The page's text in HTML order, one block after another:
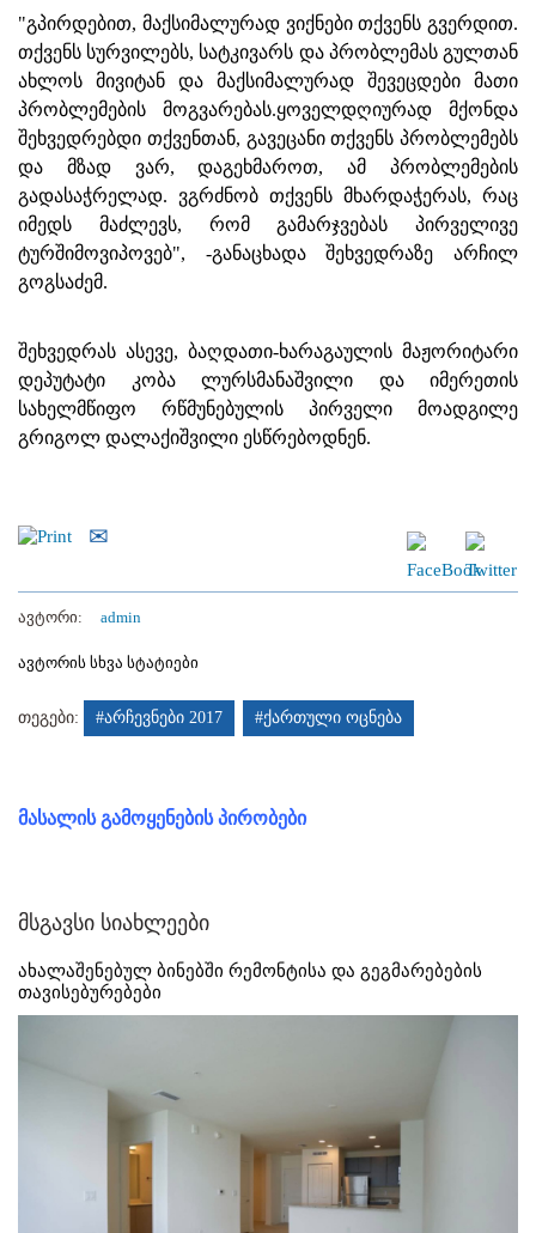
"გპირდებით, მაქსიმალურად ვიქნები თქვენს გვერდით.
თქვენს სურვილებს, სატკივარს და პრობლემას გულთან
ახლოს მივიტან და მაქსიმალურად შევეცდები მათი
პრობლემების მოგვარებას.ყოველდღიურად მქონდა
შეხვედრებდი თქვენთან, გავეცანი თქვენს პრობლემებს
და მზად ვარ, დაგეხმაროთ, ამ პრობლემების
გადასაჭრელად. ვგრძნობ თქვენს მხარდაჭერას, რაც
იმედს მაძლევს, რომ გამარჯვებას პირველივე
ტურშიმოვიპოვებ", -განაცხადა შეხვედრაზე არჩილ
გოგსაძემ.
შეხვედრას ასევე, ბაღდათი-ხარაგაულის მაჟორიტარი
დეპუტატი კობა ლურსმანაშვილი და იმერეთის
სახელმწიფო რწმუნებულის პირველი მოადგილე
გრიგოლ დალაქიშვილი ესწრებოდნენ.
ავტორი: admin
ავტორის სხვა სტატიები
თეგები: #არჩევნები 2017 #ქართული ოცნება
მასალის გამოყენების პირობები
მსგავსი სიახლეები
ახალაშენებულ ბინებში რემონტისა და გეგმარებების
თავისებურებები